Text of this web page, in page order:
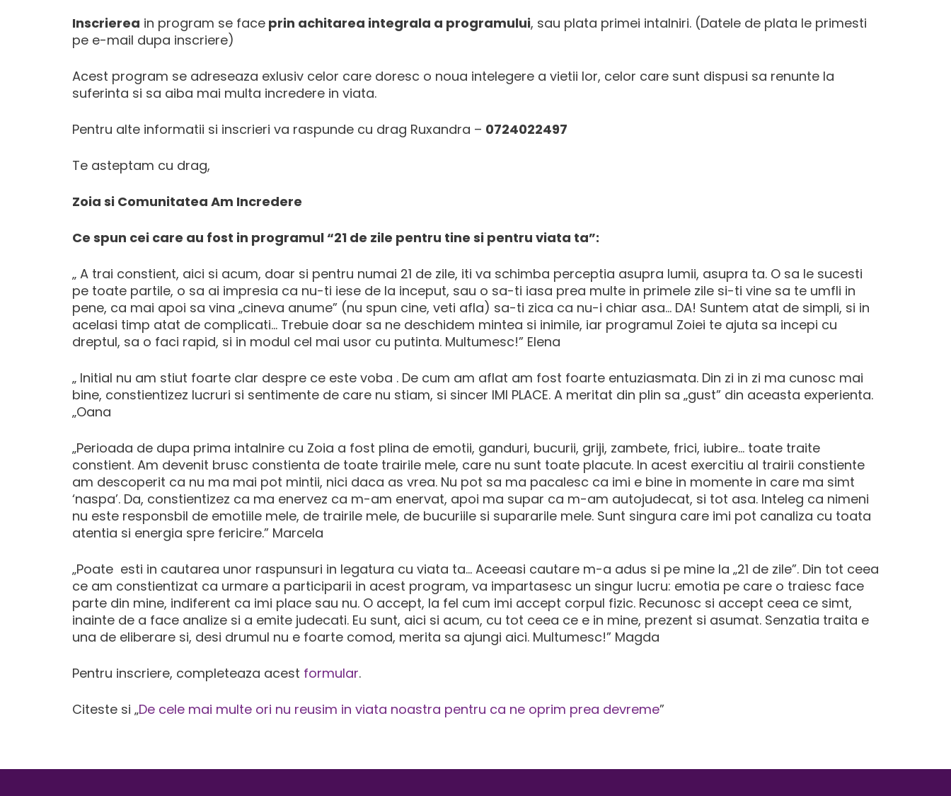
Inscrierea in program se face prin achitarea integrala a programului, sau plata primei intalniri. (Datele de plata le primesti
pe e-mail dupa inscriere)
Acest program se adreseaza exlusiv celor care doresc o noua intelegere a vietii lor, celor care sunt dispusi sa renunte la
suferinta si sa aiba mai multa incredere in viata.
Pentru alte informatii si inscrieri va raspunde cu drag Ruxandra – 0724022497
Te asteptam cu drag,
Zoia si Comunitatea Am Incredere
Ce spun cei care au fost in programul “21 de zile pentru tine si pentru viata ta”:
„ A trai constient, aici si acum, doar si pentru numai 21 de zile, iti va schimba perceptia asupra lumii, asupra ta. O sa le sucesti
pe toate partile, o sa ai impresia ca nu-ti iese de la inceput, sau o sa-ti iasa prea multe in primele zile si-ti vine sa te umfli in
pene, ca mai apoi sa vina „cineva anume” (nu spun cine, veti afla) sa-ti zica ca nu-i chiar asa… DA! Suntem atat de simpli, si in
acelasi timp atat de complicati… Trebuie doar sa ne deschidem mintea si inimile, iar programul Zoiei te ajuta sa incepi cu
dreptul, sa o faci rapid, si in modul cel mai usor cu putinta. Multumesc!” Elena
„ Initial nu am stiut foarte clar despre ce este voba . De cum am aflat am fost foarte entuziasmata. Din zi in zi ma cunosc mai
bine, constientizez lucruri si sentimente de care nu stiam, si sincer IMI PLACE. A meritat din plin sa „gust” din aceasta experienta.
„Oana
„Perioada de dupa prima intalnire cu Zoia a fost plina de emotii, ganduri, bucurii, griji, zambete, frici, iubire… toate traite
constient. Am devenit brusc constienta de toate trairile mele, care nu sunt toate placute. In acest exercitiu al trairii constiente
am descoperit ca nu ma mai pot mintii, nici daca as vrea. Nu pot sa ma pacalesc ca imi e bine in momente in care ma simt
‘naspa’. Da, constientizez ca ma enervez ca m-am enervat, apoi ma supar ca m-am autojudecat, si tot asa. Inteleg ca nimeni
nu este responsbil de emotiile mele, de trairile mele, de bucuriile si supararile mele. Sunt singura care imi pot canaliza cu toata
atentia si energia spre fericire.” Marcela
„Poate esti in cautarea unor raspunsuri in legatura cu viata ta… Aceeasi cautare m-a adus si pe mine la „21 de zile”. Din tot ceea
ce am constientizat ca urmare a participarii in acest program, va impartasesc un singur lucru: emotia pe care o traiesc face
parte din mine, indiferent ca imi place sau nu. O accept, la fel cum imi accept corpul fizic. Recunosc si accept ceea ce simt,
inainte de a face analize si a emite judecati. Eu sunt, aici si acum, cu tot ceea ce e in mine, prezent si asumat. Senzatia traita e
una de eliberare si, desi drumul nu e foarte comod, merita sa ajungi aici. Multumesc!” Magda
Pentru inscriere, completeaza acest formular.
Citeste si „De cele mai multe ori nu reusim in viata noastra pentru ca ne oprim prea devreme”